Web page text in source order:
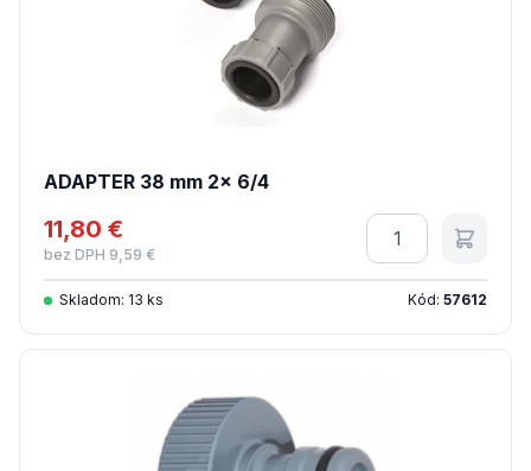
ADAPTER 38 mm 2x 6/4
11,80 €
bez DPH 9,59 €
Množstvo
Skladom: 13 ks Kód: 57612